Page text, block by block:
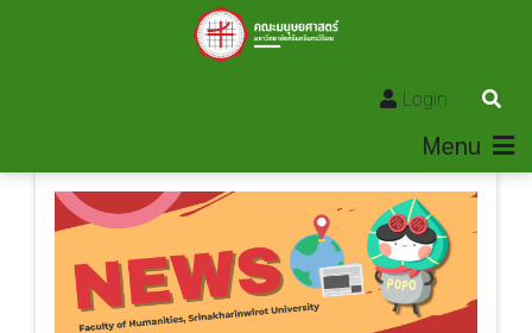
Login
Menu